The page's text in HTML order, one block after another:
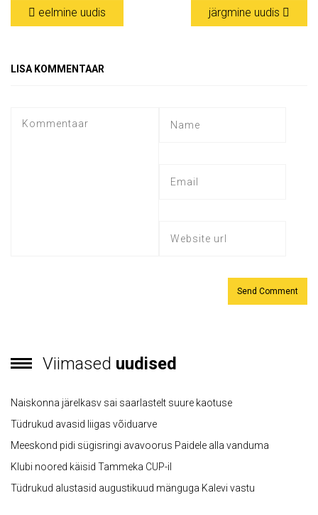
eelmine uudis järgmine uudis
LISA KOMMENTAAR
Viimased uudised
Naiskonna järelkasv sai saarlastelt suure kaotuse
Tüdrukud avasid liigas võiduarve
Meeskond pidi sügisringi avavoorus Paidele alla vanduma
Klubi noored käisid Tammeka CUP-il
Tüdrukud alustasid augustikuud mänguga Kalevi vastu